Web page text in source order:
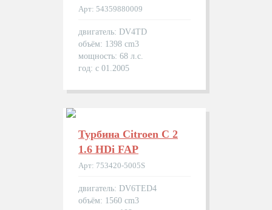
Арт: 54359880009
двигатель: DV4TD
объём: 1398 cm3
мощность: 68 л.с.
год: с 01.2005
Турбина Citroen C 2
1.6 HDi FAP
Арт: 753420-5005S
двигатель: DV6TED4
объём: 1560 cm3